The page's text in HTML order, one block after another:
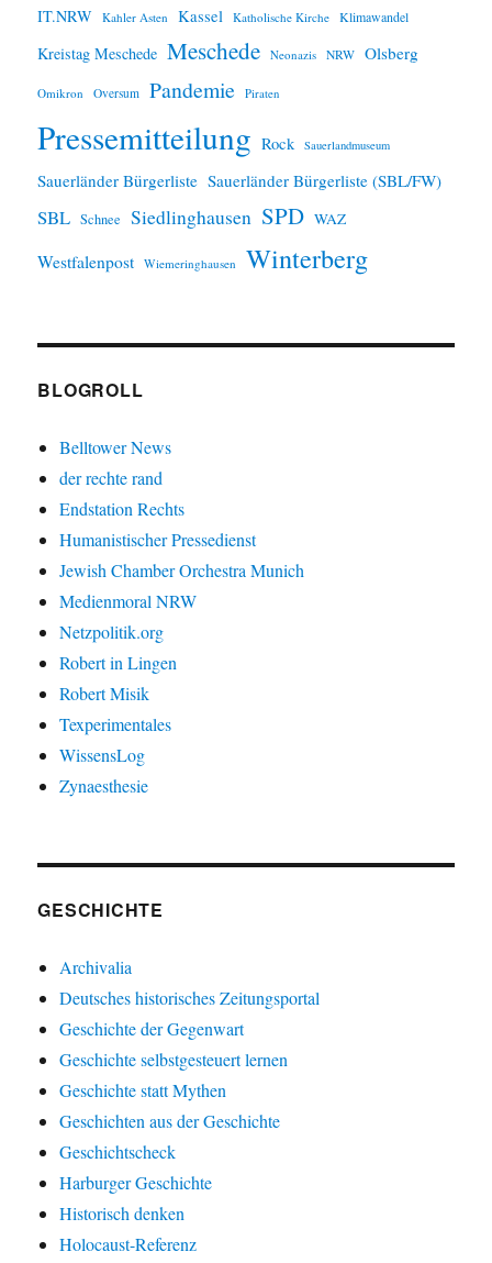
IT.NRW Kahler Asten Kassel Katholische Kirche Klimawandel
Kreistag Meschede Meschede Neonazis NRW Olsberg
Omikron Oversum Pandemie Piraten
Pressemitteilung Rock Sauerlandmuseum
Sauerländer Bürgerliste Sauerländer Bürgerliste (SBL/FW)
SBL Schnee Siedlinghausen SPD WAZ
Westfalenpost Wiemeringhausen Winterberg
BLOGROLL
Belltower News
der rechte rand
Endstation Rechts
Humanistischer Pressedienst
Jewish Chamber Orchestra Munich
Medienmoral NRW
Netzpolitik.org
Robert in Lingen
Robert Misik
Texperimentales
WissensLog
Zynaesthesie
GESCHICHTE
Archivalia
Deutsches historisches Zeitungsportal
Geschichte der Gegenwart
Geschichte selbstgesteuert lernen
Geschichte statt Mythen
Geschichten aus der Geschichte
Geschichtscheck
Harburger Geschichte
Historisch denken
Holocaust-Referenz